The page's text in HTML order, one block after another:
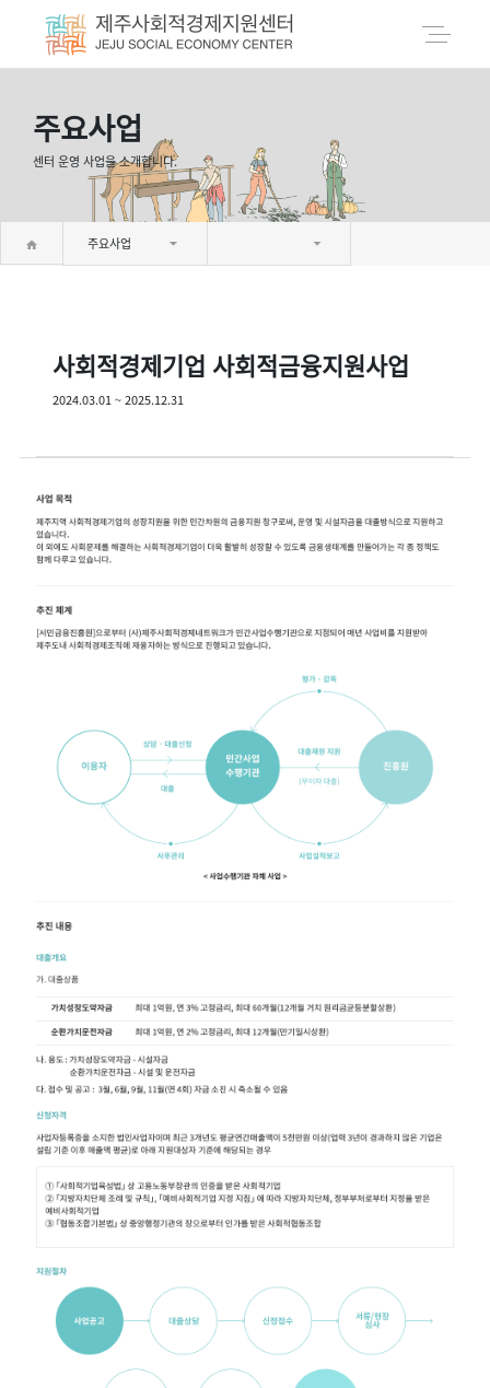
주요사업
센터 운영 사업을 소개합니다.
주요사업
사회적경제기업 사회적금융지원사업
2024.03.01 ~ 2025.12.31